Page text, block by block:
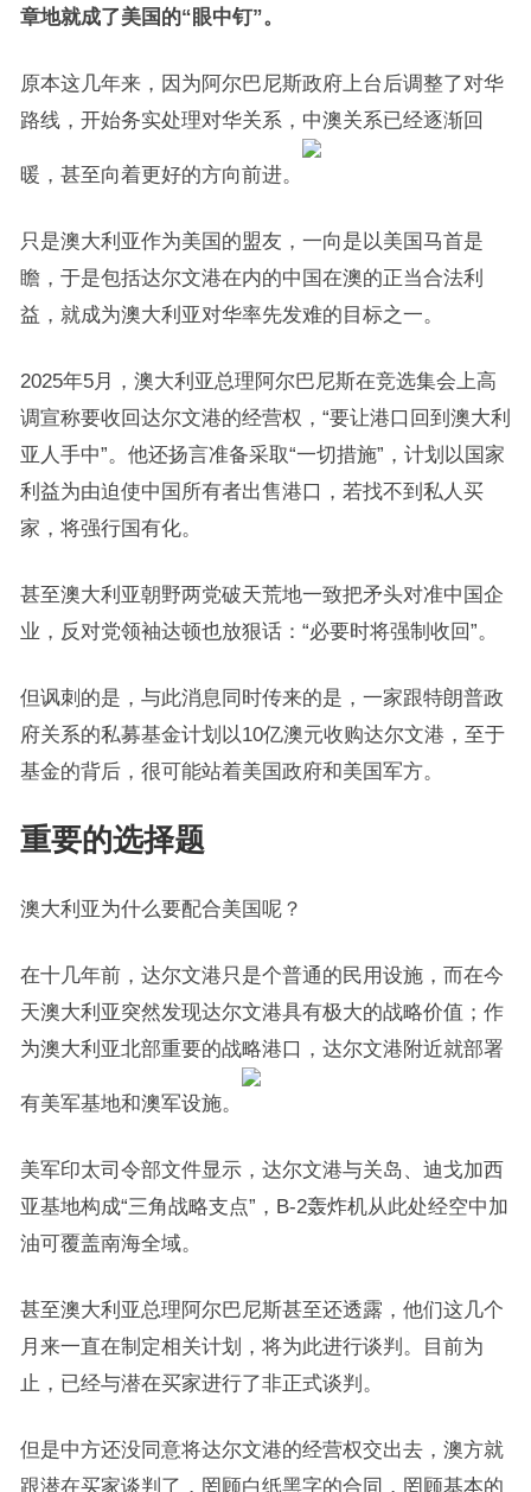
章地就成了美国的“眼中钉”。
原本这几年来，因为阿尔巴尼斯政府上台后调整了对华
路线，开始务实处理对华关系，中澳关系已经逐渐回
暖，甚至向着更好的方向前进。
只是澳大利亚作为美国的盟友，一向是以美国马首是
瞻，于是包括达尔文港在内的中国在澳的正当合法利
益，就成为澳大利亚对华率先发难的目标之一。
2025年5月，澳大利亚总理阿尔巴尼斯在竞选集会上高
调宣称要收回达尔文港的经营权，“要让港口回到澳大利
亚人手中”。他还扬言准备采取“一切措施”，计划以国家
利益为由迫使中国所有者出售港口，若找不到私人买
家，将强行国有化。
甚至澳大利亚朝野两党破天荒地一致把矛头对准中国企
业，反对党领袖达顿也放狠话：“必要时将强制收回”。
但讽刺的是，与此消息同时传来的是，一家跟特朗普政
府关系的私募基金计划以10亿澳元收购达尔文港，至于
基金的背后，很可能站着美国政府和美国军方。
重要的选择题
澳大利亚为什么要配合美国呢？
在十几年前，达尔文港只是个普通的民用设施，而在今
天澳大利亚突然发现达尔文港具有极大的战略价值；作
为澳大利亚北部重要的战略港口，达尔文港附近就部署
有美军基地和澳军设施。
美军印太司令部文件显示，达尔文港与关岛、迪戈加西
亚基地构成“三角战略支点”，B-2轰炸机从此处经空中加
油可覆盖南海全域。
甚至澳大利亚总理阿尔巴尼斯甚至还透露，他们这几个
月来一直在制定相关计划，将为此进行谈判。目前为
止，已经与潜在买家进行了非正式谈判。
但是中方还没同意将达尔文港的经营权交出去，澳方就
跟潜在买家谈判了，罔顾白纸黑字的合同，罔顾基本的